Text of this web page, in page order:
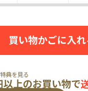
買い物かごに入れ
典を見る
上のお買い物で